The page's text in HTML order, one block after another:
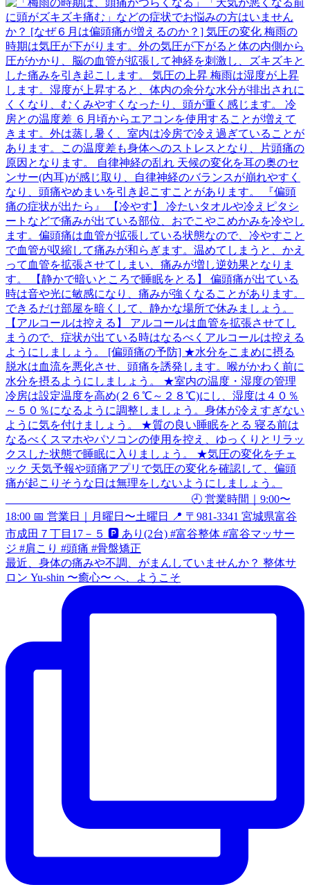
最近、身体の痛みや不調、がまんしていませんか？ 整体サ
ロン Yu-shin 〜癒心〜 へ、ようこそ